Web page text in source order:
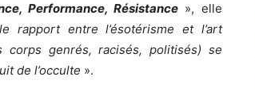
Performance, Résistance », elle
rapport entre l’ésotérisme et l’art
genrés, racisés, politisés) se
de l’occulte ».